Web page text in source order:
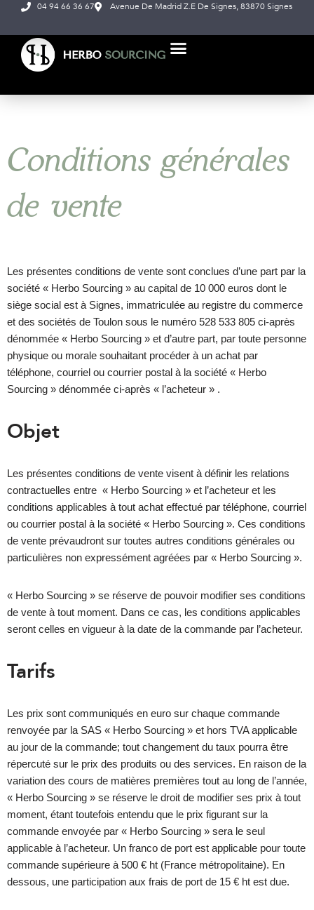
Aller
au
contenu
04 94 66 36 67 Avenue De Madrid Z.E De Signes, 83870 Signes
Conditions générales
de vente
Les présentes conditions de vente sont conclues d’une part par la
société « Herbo Sourcing » au capital de 10 000 euros dont le
siège social est à Signes, immatriculée au registre du commerce
et des sociétés de Toulon sous le numéro 528 533 805 ci-après
dénommée « Herbo Sourcing » et d’autre part, par toute personne
physique ou morale souhaitant procéder à un achat par
téléphone, courriel ou courrier postal à la société « Herbo
Sourcing » dénommée ci-après « l’acheteur » .
Objet
Les présentes conditions de vente visent à définir les relations
contractuelles entre « Herbo Sourcing » et l’acheteur et les
conditions applicables à tout achat effectué par téléphone, courriel
ou courrier postal à la société « Herbo Sourcing ». Ces conditions
de vente prévaudront sur toutes autres conditions générales ou
particulières non expressément agréées par « Herbo Sourcing ».
« Herbo Sourcing » se réserve de pouvoir modifier ses conditions
de vente à tout moment. Dans ce cas, les conditions applicables
seront celles en vigueur à la date de la commande par l’acheteur.
Tarifs
Les prix sont communiqués en euro sur chaque commande
renvoyée par la SAS « Herbo Sourcing » et hors TVA applicable
au jour de la commande; tout changement du taux pourra être
répercuté sur le prix des produits ou des services. En raison de la
variation des cours de matières premières tout au long de l’année,
« Herbo Sourcing » se réserve le droit de modifier ses prix à tout
moment, étant toutefois entendu que le prix figurant sur la
commande envoyée par « Herbo Sourcing » sera le seul
applicable à l’acheteur. Un franco de port est applicable pour toute
commande supérieure à 500 € ht (France métropolitaine). En
dessous, une participation aux frais de port de 15 € ht est due.